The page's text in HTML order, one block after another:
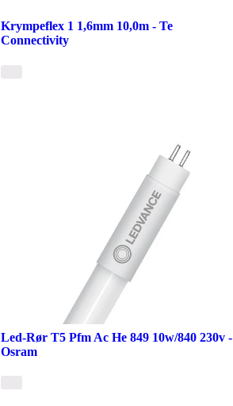
Krympeflex 1 1,6mm 10,0m - Te
Connectivity
Led-Rør T5 Pfm Ac He 849 10w/840 230v -
Osram